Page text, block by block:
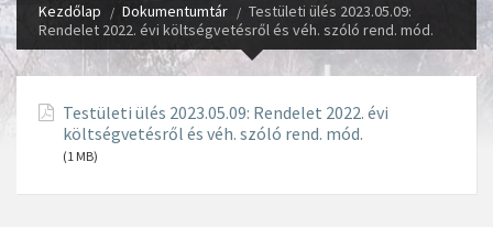
Kezdőlap Dokumentumtár
Testületi ülés 2023.05.09:
Rendelet 2022. évi költségvetésről és véh. szóló rend. mód.
Testületi ülés 2023.05.09: Rendelet 2022. évi
költségvetésről és véh. szóló rend. mód.
(1 MB)